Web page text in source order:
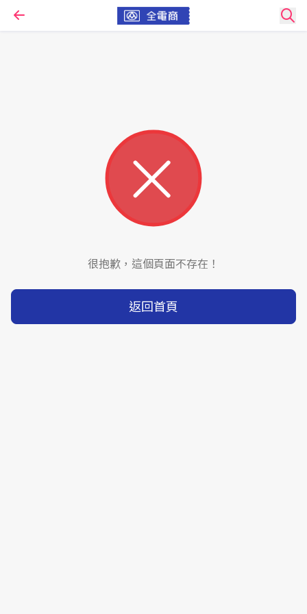
很抱歉，這個頁面不存在！
返回首頁